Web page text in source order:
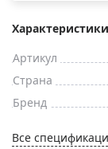
Характеристики
Артикул
Страна
Бренд
Все